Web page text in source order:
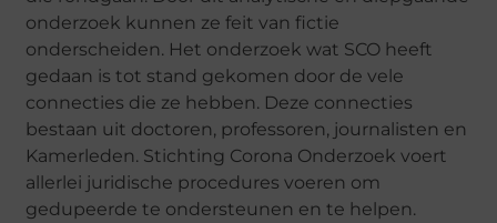
onderzoek kunnen ze feit van fictie
onderscheiden. Het onderzoek wat SCO heeft
gedaan is tot stand gekomen door de vele
connecties die ze hebben. Deze connecties
bestaan uit doctoren, professoren, journalisten en
Kamerleden. Stichting Corona Onderzoek voert
allerlei juridische procedures voeren om
gedupeerde te ondersteunen en te helpen.